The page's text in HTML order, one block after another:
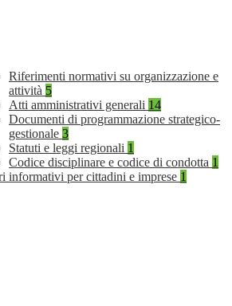
Riferimenti normativi su organizzazione e
attività 5
Atti amministrativi generali 14
Documenti di programmazione strategico-
gestionale 3
Statuti e leggi regionali 1
Codice disciplinare e codice di condotta 1
informativi per cittadini e imprese 1